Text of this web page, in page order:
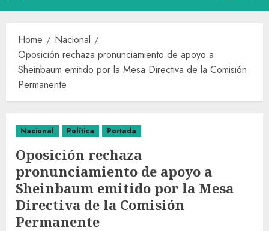
Home
Nacional
Oposición rechaza pronunciamiento de apoyo a
Sheinbaum emitido por la Mesa Directiva de la Comisión
Permanente
Nacional Política Portada
Oposición rechaza
pronunciamiento de apoyo a
Sheinbaum emitido por la Mesa
Directiva de la Comisión
Permanente